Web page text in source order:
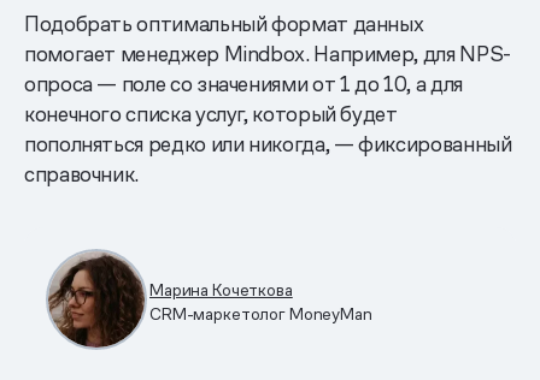
Подобрать оптимальный формат данных
помогает менеджер Mindbox. Например, для NPS-
опроса — поле со значениями от 1 до 10, а для
конечного списка услуг, который будет
пополняться редко или никогда, — фиксированный
справочник.
Марина Кочеткова
CRM-маркетолог MoneyMan